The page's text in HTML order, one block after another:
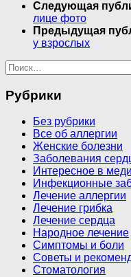
Следующая
лице фото
Предыдущая
у взрослых
Найти:
Рубрики
Без рубрики
Все об аллергии
Женские болезни
Заболевания
Интересное в
Инфекционные
Лечение аллергии
Лечение грибка
Лечение сердца
Народное лечение
Симптомы и боли
Советы и
Стоматология